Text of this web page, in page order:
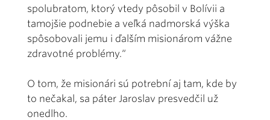
spolubratom, ktorý vtedy pôsobil v Bolívii a
tamojšie podnebie a veľká nadmorská výška
spôsobovali jemu i ďalším misionárom vážne
zdravotné problémy.“
O tom, že misionári sú potrební aj tam, kde by
to nečakal, sa páter Jaroslav presvedčil už
onedlho.